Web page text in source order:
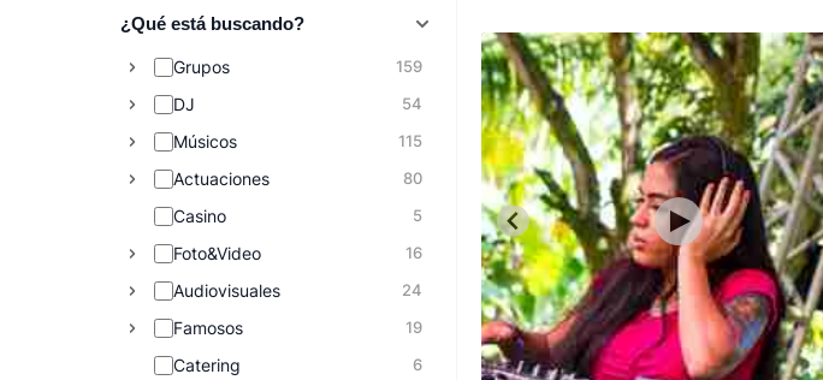
¿Qué está buscando?
Grupos 159
DJ 54
Músicos 115
Actuaciones 80
Casino 5
Foto&Video 16
Audiovisuales 24
Famosos 19
Catering 6